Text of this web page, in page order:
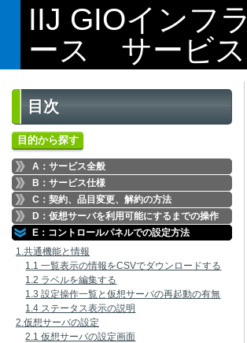
IIJ GIOインフ
ース サービ
目次
目的から探す
A：サービス全般
B：サービス仕様
C：契約、品目変更、解約の方法
D：仮想サーバを利用可能にするまでの操作
E：コントロールパネルでの設定方法
1.共通機能と情報
1.1 一覧表示の情報をCSVでダウンロードする
1.2 ラベルを編集する
1.3 設定操作一覧と仮想サーバの再起動の有無
1.4 ステータス表示の説明
2.仮想サーバの設定
2.1 仮想サーバの設定画面